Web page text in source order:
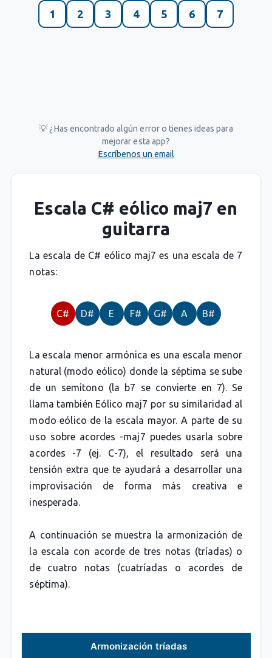
1 2 3 4 5 6 7
💡 ¿Has encontrado algún error o tienes ideas para
mejorar esta app?
Escríbenos un email
Escala C# eólico maj7 en
guitarra
La escala de C# eólico maj7 es una escala de 7
notas:
C# D# E F# G# A B#
La escala menor armónica es una escala menor
natural (modo eólico) donde la séptima se sube
de un semitono (la b7 se convierte en 7). Se
llama también Eólico maj7 por su similaridad al
modo eólico de la escala mayor. A parte de su
uso sobre acordes -maj7 puedes usarla sobre
acordes -7 (ej. C-7), el resultado será una
tensión extra que te ayudará a desarrollar una
improvisación de forma más creativa e
inesperada.
A continuación se muestra la armonización de
la escala con acorde de tres notas (tríadas) o
de cuatro notas (cuatríadas o acordes de
séptima).
Armonización tríadas